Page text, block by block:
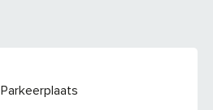
Parkeerplaats